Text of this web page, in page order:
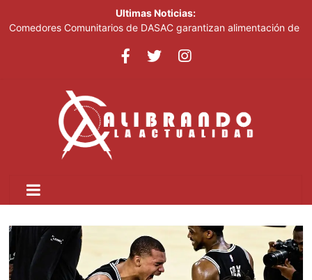
Ultimas Noticias:
Comedores Comunitarios de DASAC garantizan alimentación de
Centroamericanos y del Caribe Santo Domingo 2026
Senado de EE. UU. aprueba nuevo paquete de sanciones a
Italia dice que no acepta ultimátums y mantendrá la suspensión
del Schengen con España
Fransheska Matías gana dos plata en el torneo de pesas de los